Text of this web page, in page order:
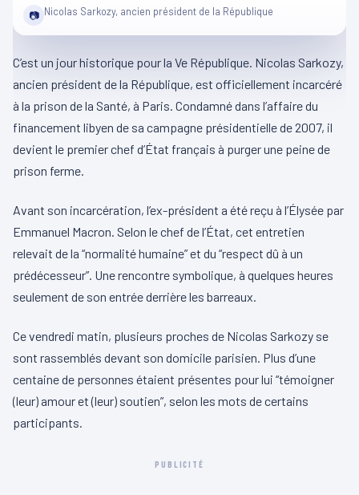
📷 Nicolas Sarkozy, ancien président de la République
C’est un jour historique pour la Ve République. Nicolas Sarkozy,
ancien président de la République, est officiellement incarcéré
à la prison de la Santé, à Paris. Condamné dans l’affaire du
financement libyen de sa campagne présidentielle de 2007, il
devient le premier chef d’État français à purger une peine de
prison ferme.
Avant son incarcération, l’ex-président a été reçu à l’Élysée par
Emmanuel Macron. Selon le chef de l’État, cet entretien
relevait de la “normalité humaine” et du “respect dû à un
prédécesseur”. Une rencontre symbolique, à quelques heures
seulement de son entrée derrière les barreaux.
Ce vendredi matin, plusieurs proches de Nicolas Sarkozy se
sont rassemblés devant son domicile parisien. Plus d’une
centaine de personnes étaient présentes pour lui “témoigner
(leur) amour et (leur) soutien”, selon les mots de certains
participants.
PUBLICITÉ